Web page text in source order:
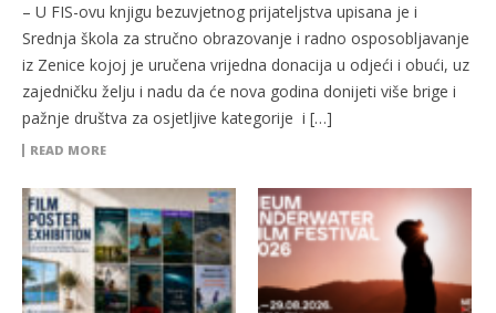
– U FIS-ovu knjigu bezuvjetnog prijateljstva upisana je i
Srednja škola za stručno obrazovanje i radno osposobljavanje
iz Zenice kojoj je uručena vrijedna donacija u odjeći i obući, uz
zajedničku želju i nadu da će nova godina donijeti više brige i
pažnje društva za osjetljive kategorije i […]
READ MORE